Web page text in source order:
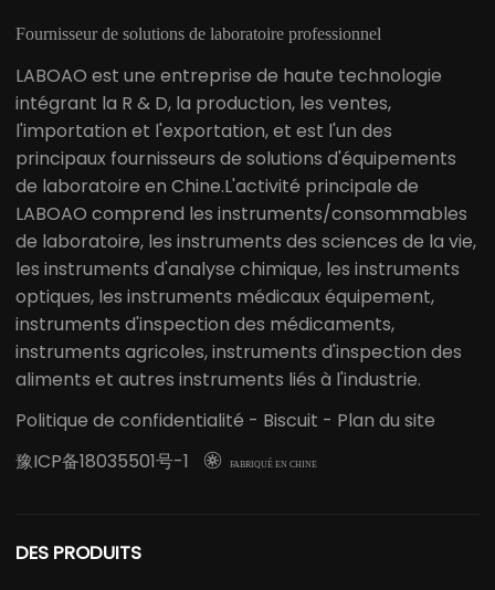
Fournisseur de solutions de laboratoire professionnel
LABOAO est une entreprise de haute technologie
intégrant la R & D, la production, les ventes,
l'importation et l'exportation, et est l'un des
principaux fournisseurs de solutions d'équipements
de laboratoire en Chine.L'activité principale de
LABOAO comprend les instruments/consommables
de laboratoire, les instruments des sciences de la vie,
les instruments d'analyse chimique, les instruments
optiques, les instruments médicaux équipement,
instruments d'inspection des médicaments,
instruments agricoles, instruments d'inspection des
aliments et autres instruments liés à l'industrie.
Politique de confidentialité - Biscuit - Plan du site
豫ICP备18035501号-1
 FABRIQUÉ EN CHINE
DES PRODUITS